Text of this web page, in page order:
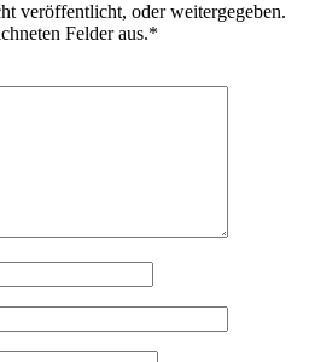
veröffentlicht, oder weitergegeben.
Felder aus.*